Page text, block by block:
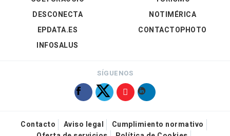
DESCONECTA
EPDATA.ES
INFOSALUS
NOTIMÉRICA
CONTACTOPHOTO
SÍGUENOS
Contacto Aviso legal
Cumplimiento normativo